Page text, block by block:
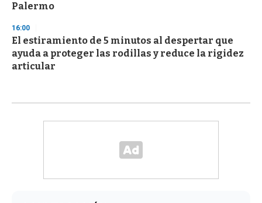
Palermo
16:00
El estiramiento de 5 minutos al despertar que
ayuda a proteger las rodillas y reduce la rigidez
articular